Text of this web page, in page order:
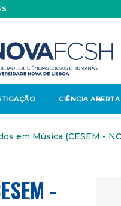
CIÊNCIA ABERTA
em Música (CESEM -
-